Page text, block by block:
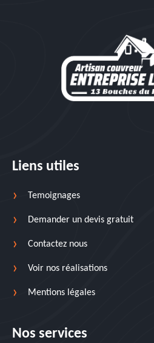
Liens utiles
Temoignages
Demander un devis gratuit
Contactez nous
Voir nos réalisations
Mentions légales
Nos services